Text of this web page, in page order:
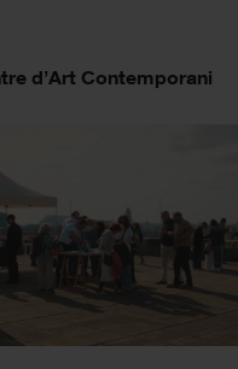
d’Art Contemporani